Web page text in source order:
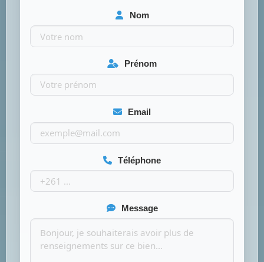
Nom
Prénom
Email
Téléphone
Message